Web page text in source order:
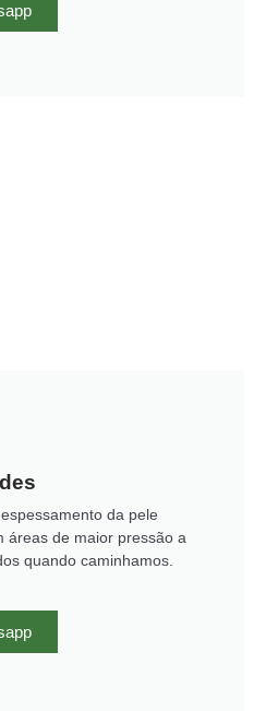
da pele
áreas de maior pressão a
quando caminhamos.